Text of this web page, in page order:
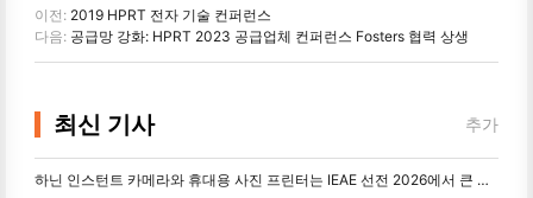
이전: 2019 HPRT 전자 기술 컨퍼런스
다음: 공급망 강화: HPRT 2023 공급업체 컨퍼런스 Fosters 협력 상생
최신 기사 추가
하닌 인스턴트 카메라와 휴대용 사진 프린터는 IEAE 선전 2026에서 큰 관심을 끌고 있습니다.